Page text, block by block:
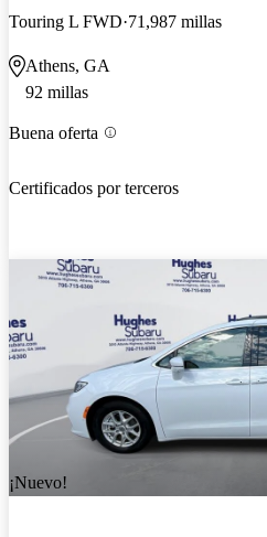
Touring L FWD 71,987 millas
Athens, GA
92 millas
Buena oferta
Certificados por terceros
¡Nuevo!